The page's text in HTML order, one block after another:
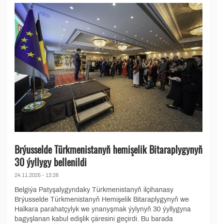
Brýusselde Türkmenistanyň hemişelik Bitaraplygynyň
30 ýyllygy bellenildi
24.11.2025 - 13:26
Belgiýa Patyşalygyndaky Türkmenistanyň ilçihanasy
Brýusselde Türkmenistanyň Hemişelik Bitaraplygynyň we
Halkara parahatçylyk we ynanyşmak ýylynyň 30 ýyllygyna
bagyşlanan kabul edişlik çäresini geçirdi. Bu barada